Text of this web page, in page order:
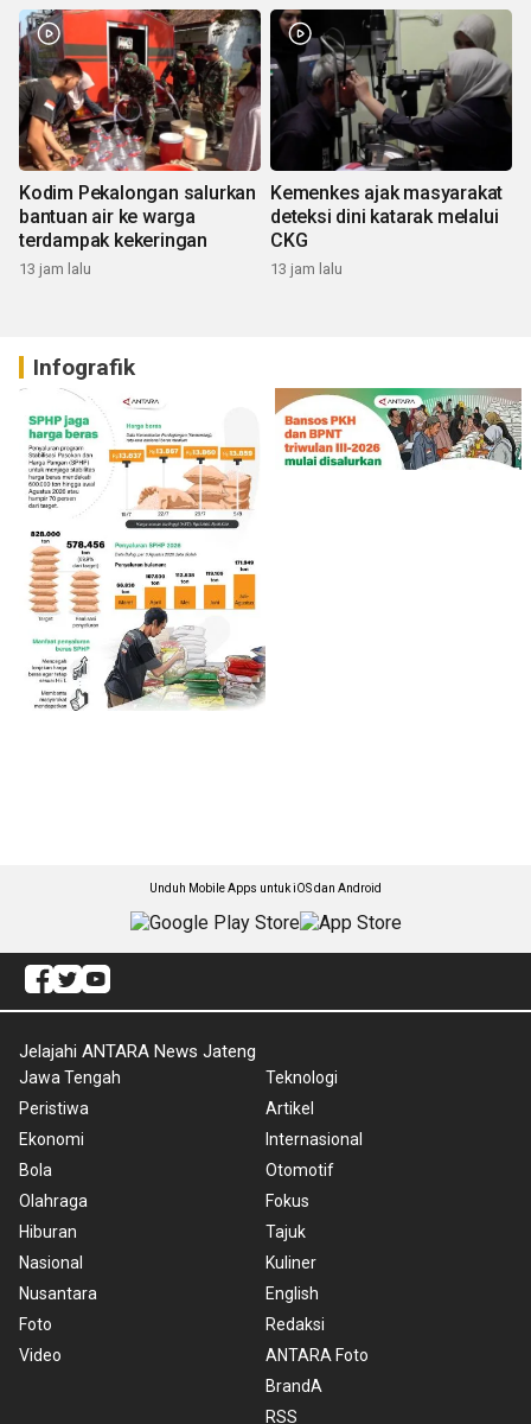
Kodim Pekalongan salurkan
bantuan air ke warga
terdampak kekeringan
13 jam lalu
Kemenkes ajak masyarakat
deteksi dini katarak melalui
CKG
13 jam lalu
Infografik
Unduh Mobile Apps untuk iOS dan Android
Jelajahi ANTARA News Jateng
Jawa Tengah
Peristiwa
Ekonomi
Bola
Olahraga
Hiburan
Nasional
Nusantara
Foto
Video
Teknologi
Artikel
Internasional
Otomotif
Fokus
Tajuk
Kuliner
English
Redaksi
ANTARA Foto
BrandA
RSS